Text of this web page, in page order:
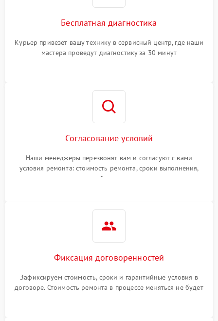
Бесплатная диагностика
Курьер привезет вашу технику в сервисный центр, где наши
мастера проведут диагностику за 30 минут
Согласование условий
Наши менеджеры перезвонят вам и согласуют с вами
условия ремонта: стоимость ремонта, сроки выполнения,
гарантийные условия
Фиксация договоренностей
Зафиксируем стоимость, сроки и гарантийные условия в
договоре. Стоимость ремонта в процессе меняться не будет